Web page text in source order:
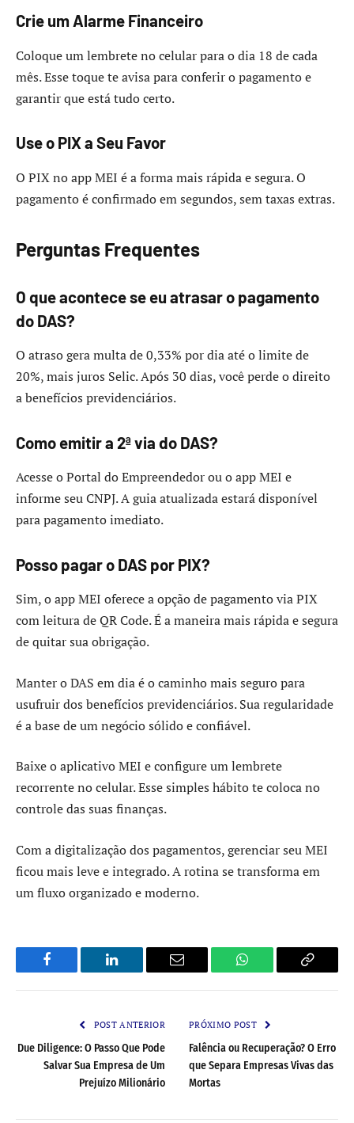
Crie um Alarme Financeiro
Coloque um lembrete no celular para o dia 18 de cada
mês. Esse toque te avisa para conferir o pagamento e
garantir que está tudo certo.
Use o PIX a Seu Favor
O PIX no app MEI é a forma mais rápida e segura. O
pagamento é confirmado em segundos, sem taxas extras.
Perguntas Frequentes
O que acontece se eu atrasar o pagamento
do DAS?
O atraso gera multa de 0,33% por dia até o limite de
20%, mais juros Selic. Após 30 dias, você perde o direito
a benefícios previdenciários.
Como emitir a 2ª via do DAS?
Acesse o Portal do Empreendedor ou o app MEI e
informe seu CNPJ. A guia atualizada estará disponível
para pagamento imediato.
Posso pagar o DAS por PIX?
Sim, o app MEI oferece a opção de pagamento via PIX
com leitura de QR Code. É a maneira mais rápida e segura
de quitar sua obrigação.
Manter o DAS em dia é o caminho mais seguro para
usufruir dos benefícios previdenciários. Sua regularidade
é a base de um negócio sólido e confiável.
Baixe o aplicativo MEI e configure um lembrete
recorrente no celular. Esse simples hábito te coloca no
controle das suas finanças.
Com a digitalização dos pagamentos, gerenciar seu MEI
ficou mais leve e integrado. A rotina se transforma em
um fluxo organizado e moderno.
Facebook LinkedIn Email WhatsApp Copy
POST ANTERIOR
Due Diligence: O Passo Que Pode
Salvar Sua Empresa de Um
Prejuízo Milionário
PRÓXIMO POST
Falência ou Recuperação? O Erro
que Separa Empresas Vivas das
Mortas